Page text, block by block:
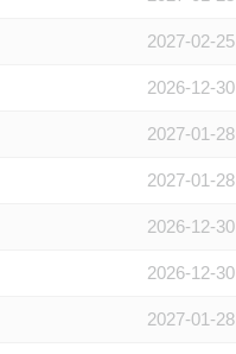
2027-02-25
2026-12-30
2027-01-28
2027-01-28
2026-12-30
2026-12-30
2027-01-28